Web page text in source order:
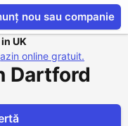
nou sau companie
UK
online gratuit.
Dartford